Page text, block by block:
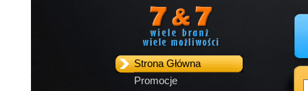
Strona Główna
Promocje